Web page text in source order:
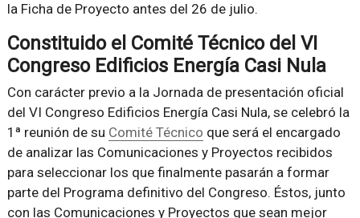
la Ficha de Proyecto antes del 26 de julio.
Constituido el Comité Técnico del VI
Congreso Edificios Energía Casi Nula
Con carácter previo a la Jornada de presentación oficial
del VI Congreso Edificios Energía Casi Nula, se celebró la
1ª reunión de su Comité Técnico que será el encargado
de analizar las Comunicaciones y Proyectos recibidos
para seleccionar los que finalmente pasarán a formar
parte del Programa definitivo del Congreso. Éstos, junto
con las Comunicaciones y Proyectos que sean mejor